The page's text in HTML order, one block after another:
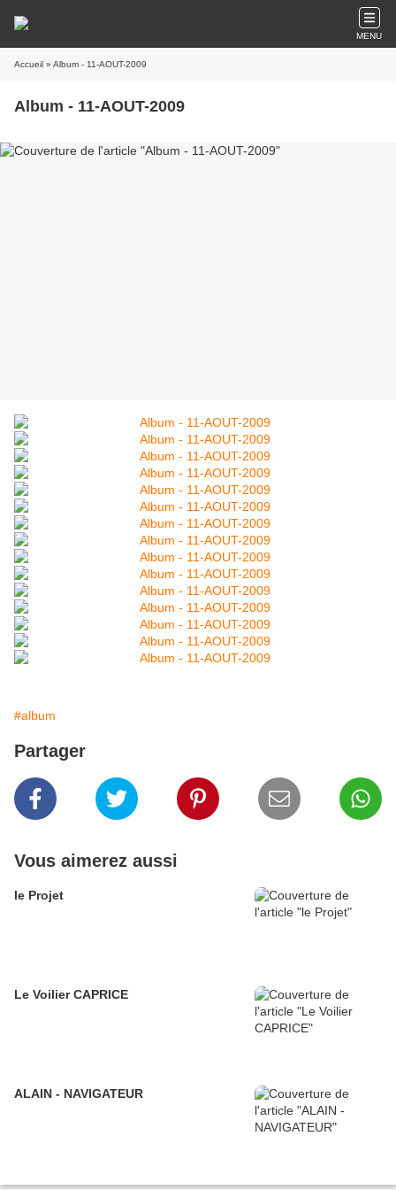
MENU
Accueil » Album - 11-AOUT-2009
Album - 11-AOUT-2009
#album
Partager
Vous aimerez aussi
le Projet
Le Voilier CAPRICE
ALAIN - NAVIGATEUR